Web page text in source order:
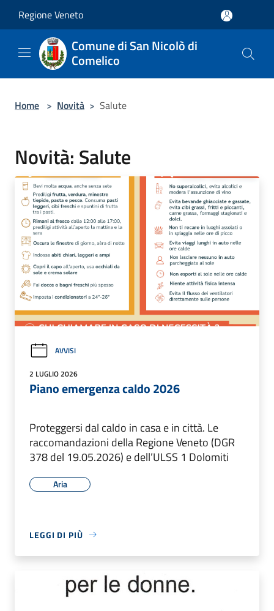
Regione Veneto
Comune di San Nicolò di
Comelico
Home > Novità > Salute
Novità: Salute
AVVISI
2 LUGLIO 2026
Piano emergenza caldo 2026
Proteggersi dal caldo in casa e in città. Le
raccomandazioni della Regione Veneto (DGR
378 del 19.05.2026) e dell’ULSS 1 Dolomiti
Aria
LEGGI DI PIÙ